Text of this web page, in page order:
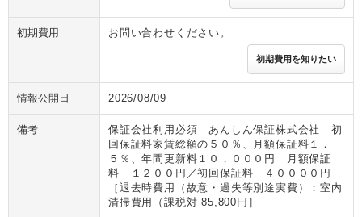
初期費用 お問い合わせください。
初期費用を知りたい
情報公開日 2026/08/09
備考
保証会社利用必須 あんしん保証株式会社 初
回保証料家賃総額の５０％、月額保証料１．
５％、年間更新料１０，０００円 月額保証
料 １２００円／初回保証料 ４００００円
［退去時費用（故意・過失等別途実費）：室内
清掃費用（課税対 85,800円］